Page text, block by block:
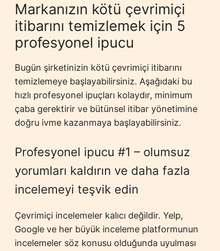
Markanızın kötü çevrimiçi
itibarını temizlemek için 5
profesyonel ipucu
Bugün şirketinizin kötü çevrimiçi itibarını
temizlemeye başlayabilirsiniz. Aşağıdaki bu
hızlı profesyonel ipuçları kolaydır, minimum
çaba gerektirir ve bütünsel itibar yönetimine
doğru ivme kazanmaya başlayabilirsiniz.
Profesyonel ipucu #1 – olumsuz
yorumları kaldırın ve daha fazla
incelemeyi teşvik edin
Çevrimiçi incelemeler kalıcı değildir. Yelp,
Google ve her büyük inceleme platformunun
incelemeler söz konusu olduğunda uyulması